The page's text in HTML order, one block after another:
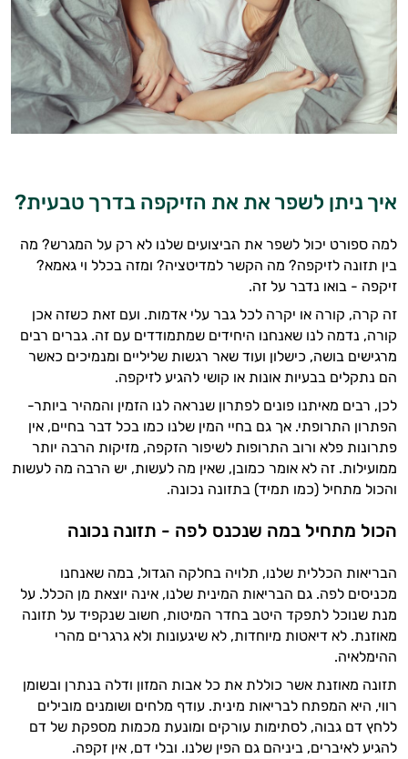
איך ניתן לשפר את את הזיקפה בדרך טבעית?
למה ספורט יכול לשפר את הביצועים שלנו לא רק על המגרש? מה
בין תזונה לזיקפה? מה הקשר למדיטציה? ומזה בכלל וי גאמא?
זיקפה - בואו נדבר על זה.
זה קרה, קורה או יקרה לכל גבר עלי אדמות. ועם זאת כשזה אכן
קורה, נדמה לנו שאנחנו היחידים שמתמודדים עם זה. גברים רבים
מרגישים בושה, כישלון ועוד שאר רגשות שליליים ומנמיכים כאשר
הם נתקלים בבעיות אונות או קושי להגיע לזיקפה.
לכן, רבים מאיתנו פונים לפתרון שנראה לנו הזמין והמהיר ביותר-
הפתרון התרופתי. אך גם בחיי המין שלנו כמו בכל דבר בחיים, אין
פתרונות פלא ורוב התרופות לשיפור הזקפה, מזיקות הרבה יותר
ממועילות. זה לא אומר כמובן, שאין מה לעשות, יש הרבה מה לעשות
והכול מתחיל (כמו תמיד) בתזונה נכונה.
הכול מתחיל במה שנכנס לפה - תזונה נכונה
הבריאות הכללית שלנו, תלויה בחלקה הגדול, במה שאנחנו
מכניסים לפה. גם הבריאות המינית שלנו, אינה יוצאת מן הכלל. על
מנת שנוכל לתפקד היטב בחדר המיטות, חשוב שנקפיד על תזונה
מאוזנת. לא דיאטות מיוחדות, לא שיגעונות ולא גרגרים מהרי
ההימלאיה.
תזונה מאוזנת אשר כוללת את כל אבות המזון ודלה בנתרן ובשומן
רווי, היא המפתח לבריאות מינית. עודף מלחים ושומנים מובילים
ללחץ דם גבוה, לסתימות עורקים ומונעת מכמות מספקת של דם
להגיע לאיברים, ביניהם גם הפין שלנו. ובלי דם, אין זקפה.